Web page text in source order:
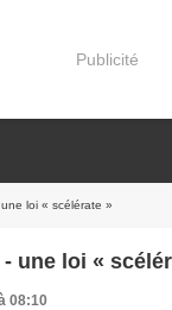
Publicité
loi « scélérate »
une loi «
08:10